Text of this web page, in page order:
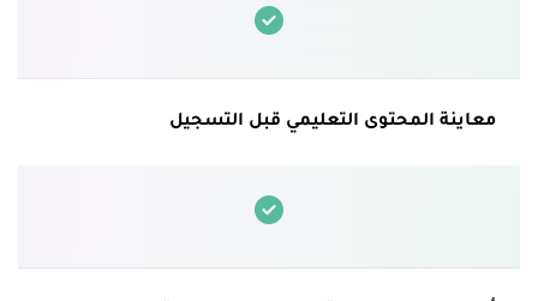
معاينة المحتوى التعليمي قبل التسجيل